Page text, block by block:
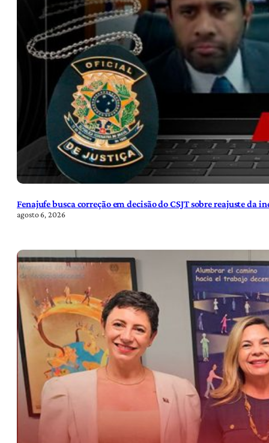
Fenajufe busca correção em decisão do CSJT sobre reajuste da
agosto 6, 2026